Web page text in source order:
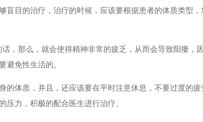
目的治疗，治疗的时候，应该要根据患者的体质类型
，那么，就会使得精神非常的疲乏，从而会导致阳痿，
避免性生活的。
体质，并且，还应该要在平时注意休息，不要过度的
力，积极的配合医生进行治疗。